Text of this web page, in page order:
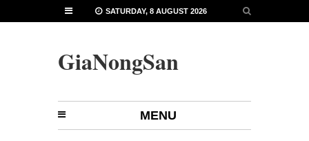
SATURDAY, 8 AUGUST 2026
GiaNongSan
MENU